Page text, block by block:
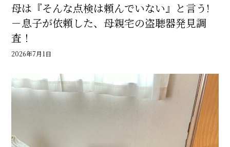
母は『そんな点検は頼んでいない』と言う!
－息子が依頼した、母親宅の盗聴器発見調
査！
2026年7月1日